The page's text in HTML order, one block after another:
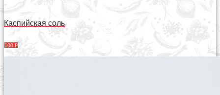
Каспийская соль
100 Р